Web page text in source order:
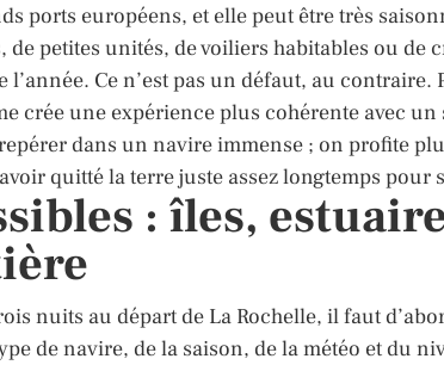
ports européens, et elle peut être très
de petites unités, de voiliers habitables ou de
Ce n’est pas un défaut, au contraire.
crée une expérience plus cohérente avec
dans un navire immense ; on profite
quitté la terre juste assez longtemps pour
: îles,
nuits au départ de La Rochelle, il faut
de navire, de la saison, de la météo et du